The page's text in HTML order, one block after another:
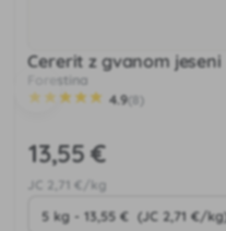
Cererit z gvanom jeseni
Forestina
4.9(8)
13,55 €
2 ,71 €/kg